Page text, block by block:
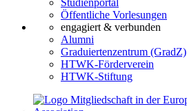
Studienportal
Öffentliche Vorlesungen
engagiert & verbunden
Alumni
Graduiertenzentrum (GradZ)
HTWK-Förderverein
HTWK-Stiftung